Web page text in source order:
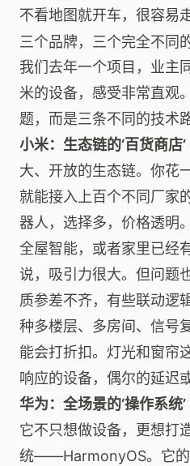
不看地图就开车，很容易
三个品牌，三个完全不同
我们去年一个项目，业主
米的设备，感受非常直观
题，而是三条不同的技术
小米：生态链的‘百货商店’
大、开放的生态链。你花
就能接入上百个不同厂家
器人，选择多，价格透明
全屋智能，或者家里已经
说，吸引力很大。但问题
质参差不齐，有些联动逻
种多楼层、多房间、信号
能会打折扣。灯光和窗帘
响应的设备，偶尔的延迟
华为：全场景的‘操作系统’
它不只想做设备，更想打
统——HarmonyOS。它的